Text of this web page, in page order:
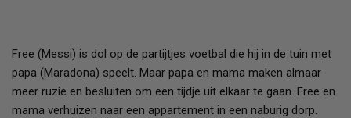
Free (Messi) is dol op de partijtjes voetbal die hij in de tuin met
papa (Maradona) speelt. Maar papa en mama maken almaar
meer ruzie en besluiten om een tijdje uit elkaar te gaan. Free en
mama verhuizen naar een appartement in een naburig dorp.